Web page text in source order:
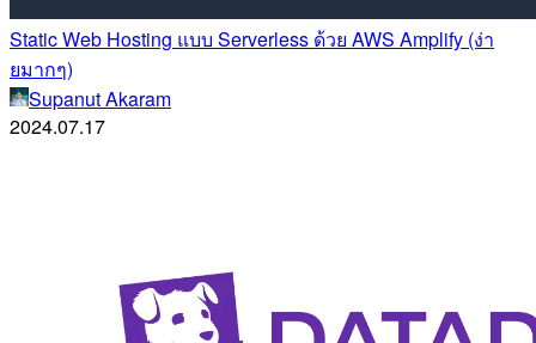
Static Web Hosting แบบ Serverless ด้วย AWS Amplify (ง่า
ยมากๆ)
Supanut Akaram
2024.07.17